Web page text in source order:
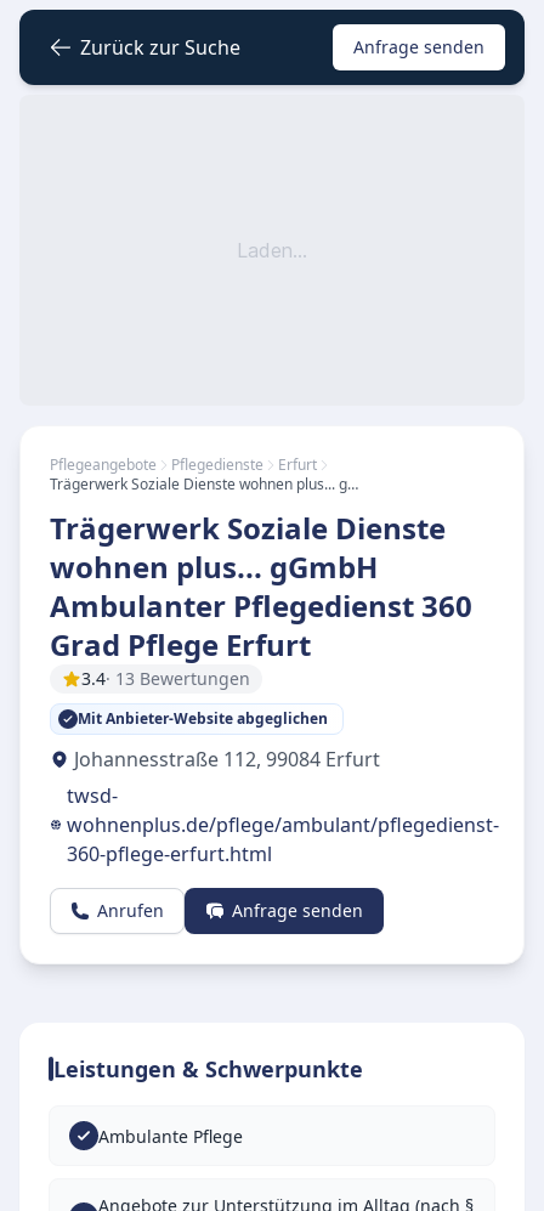
Zurück zur Suche Anfrage senden
Laden...
Pflegeangebote Pflegedienste
Erfurt
Trägerwerk Soziale Dienste wohnen plus... gGmbH Ambulanter Pflegedienst 360 Grad Pflege Erfurt
Trägerwerk Soziale Dienste
wohnen plus... gGmbH
Ambulanter Pflegedienst 360
Grad Pflege Erfurt
3.4· 13 Bewertungen
Mit Anbieter-Website abgeglichen
Johannesstraße 112, 99084 Erfurt
twsd-
wohnenplus.de/pflege/ambulant/pflegedienst-
360-pflege-erfurt.html
Anrufen Anfrage senden
Leistungen & Schwerpunkte
Ambulante Pflege
Angebote zur Unterstützung im Alltag (nach §